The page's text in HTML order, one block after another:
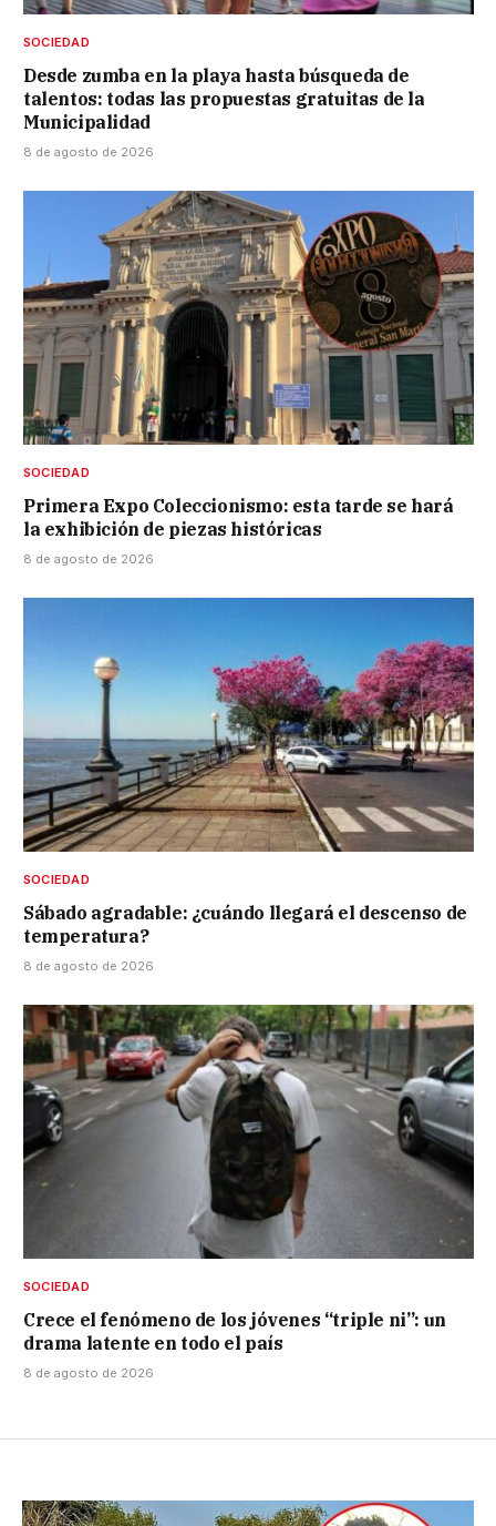
SOCIEDAD
Desde zumba en la playa hasta búsqueda de
talentos: todas las propuestas gratuitas de la
Municipalidad
8 de agosto de 2026
SOCIEDAD
Primera Expo Coleccionismo: esta tarde se hará
la exhibición de piezas históricas
8 de agosto de 2026
SOCIEDAD
Sábado agradable: ¿cuándo llegará el descenso de
temperatura?
8 de agosto de 2026
SOCIEDAD
Crece el fenómeno de los jóvenes “triple ni”: un
drama latente en todo el país
8 de agosto de 2026